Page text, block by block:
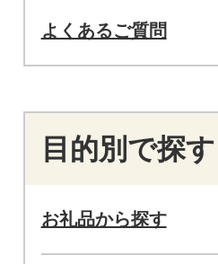
よくあるご質問
目的別で探す
お礼品から探す